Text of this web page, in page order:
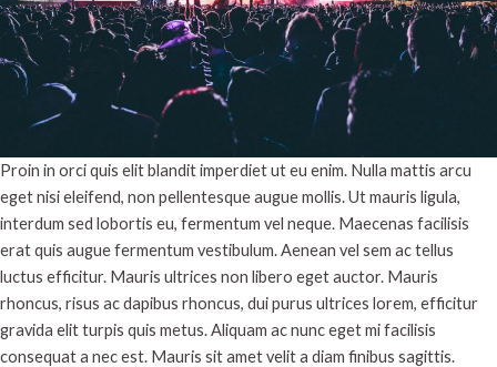
Proin in orci quis elit blandit imperdiet ut eu enim. Nulla mattis arcu
eget nisi eleifend, non pellentesque augue mollis. Ut mauris ligula,
interdum sed lobortis eu, fermentum vel neque. Maecenas facilisis
erat quis augue fermentum vestibulum. Aenean vel sem ac tellus
luctus efficitur. Mauris ultrices non libero eget auctor. Mauris
rhoncus, risus ac dapibus rhoncus, dui purus ultrices lorem, efficitur
gravida elit turpis quis metus. Aliquam ac nunc eget mi facilisis
consequat a nec est. Mauris sit amet velit a diam finibus sagittis.